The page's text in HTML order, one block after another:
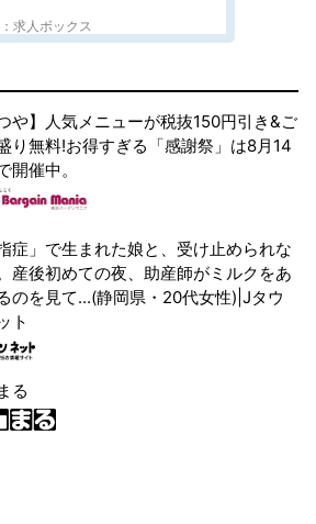
求人ボックス
つや】人気メニューが税抜150円引き&ご
り無料!お得すぎる「感謝祭」は8月14
開催中。
指症」で生まれた娘と、受け止められな
産後初めての夜、助産師がミルクをあ
のを見て...(静岡県・20代女性)|Jタウ
ト
る